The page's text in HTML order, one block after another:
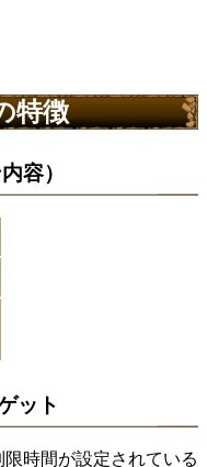
特徴
容）
ット
時間が設定されている